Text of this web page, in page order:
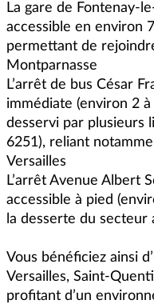
La gare de Fontenay-
accessible en environ
permettant de
Montparnasse
L’arrêt de bus César
immédiate (environ 2
desservi par plusieurs
6251), reliant
Versailles
L’arrêt Avenue Albert
accessible à pied
la desserte du secteur
Vous bénéficiez ainsi
Versailles, Saint-
profitant d’un